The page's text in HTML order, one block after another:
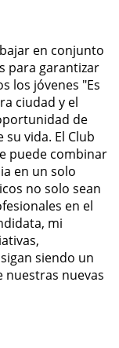
en conjunto
para garantizar
los jóvenes "Es
ciudad y el
de
vida. El Club
puede combinar
en un solo
no solo sean
en el
mi
siendo un
nuestras nuevas